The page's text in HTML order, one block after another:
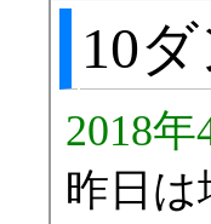
10
2018
昨日は